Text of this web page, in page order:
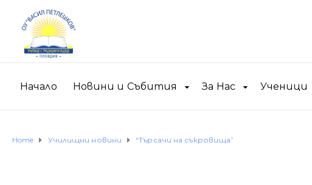
Начало Новини и Събития За Нас Ученици
Home Училищни новини “Търсачи на съкровища”